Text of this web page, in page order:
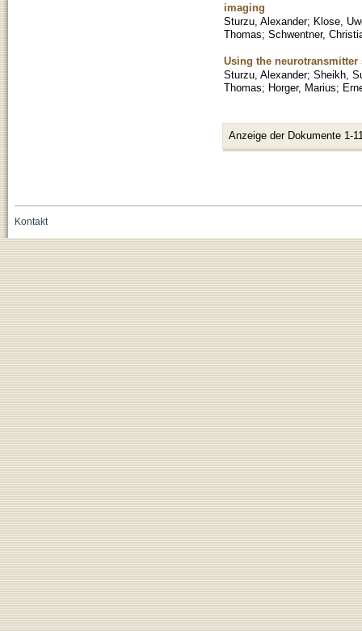
imaging
Sturzu, Alexander; Klose,
Thomas; Schwentner,
Using the
Sturzu, Alexander; Sheikh,
Thomas; Horger, Marius;
Anzeige der Dokumente 1-
Kontakt